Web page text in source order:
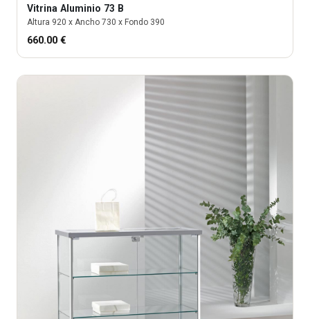
Vitrina Aluminio 73 B
Altura 920 x Ancho 730 x Fondo 390
660.00 €